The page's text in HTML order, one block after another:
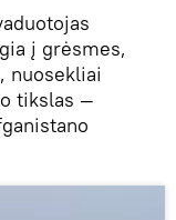
į grėsmes,
nuosekliai
tikslas —